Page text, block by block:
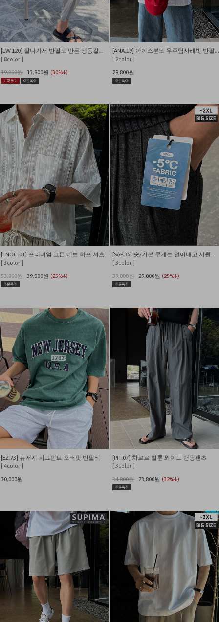
[ 8color ]
19,800원 13,800원 (30%↓)
[ 2color ]
29,800원
[ENOC.01] 프리미엄 코튼 네트 하프 셔츠
[ 3color ]
53,000원 39,800원 (25%↓)
[ 3color ]
39,800원
29,800원 (25%↓)
[EZ.73] 뉴저지 피그먼트 오버핏 반팔티
[ 4color ]
30,000원
[PIT.07] 차르르 벌룬 와이드 밴딩팬츠
[ 3color ]
34,800원
23,800원 (32%↓)